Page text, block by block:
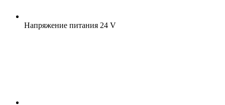
Напряжение питания 24 V